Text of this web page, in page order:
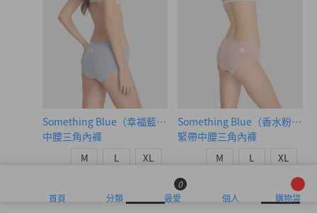
首頁 分類
0
最愛
個人 購物袋
Something Blue（幸福藍-相愛熊熊）
中腰三角內褲
M L XL
Something Blue（香水粉-可
緊帶中腰三角內褲
M L XL
MO
選購